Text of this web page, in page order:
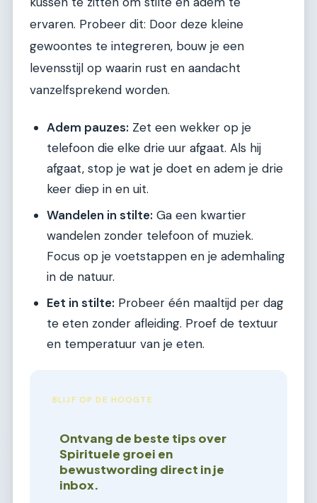
ervaren. Probeer dit: Door deze kleine
gewoontes te integreren, bouw je een
levensstijl op waarin rust en aandacht
vanzelfsprekend worden.
Adem pauzes: Zet een wekker op je
telefoon die elke drie uur afgaat. Als hij
afgaat, stop je wat je doet en adem je drie
keer diep in en uit.
Wandelen in stilte: Ga een kwartier
wandelen zonder telefoon of muziek.
Focus op je voetstappen en je ademhaling
in de natuur.
Eet in stilte: Probeer één maaltijd per dag
te eten zonder afleiding. Proef de textuur
en temperatuur van je eten.
BLIJF OP DE HOOGTE
Ontvang de beste tips over
Spirituele groei en
bewustwording direct in je
inbox.